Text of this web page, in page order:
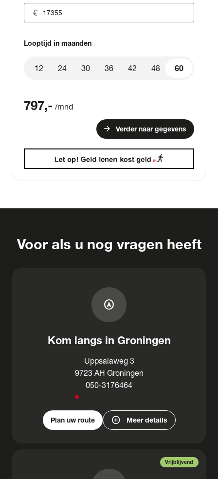
Looptijd in maanden
60
12 24 30 36 42 48 60
797,- /mnd
arrow_forward Verder naar gegevens
Voor als u nog vragen heeft
assistant_navigation
Kom langs in Groningen
Uppsalaweg 3
9723 AH Groningen
050-3176464
Plan uw route add_circle Meer details
Vrijblijvend